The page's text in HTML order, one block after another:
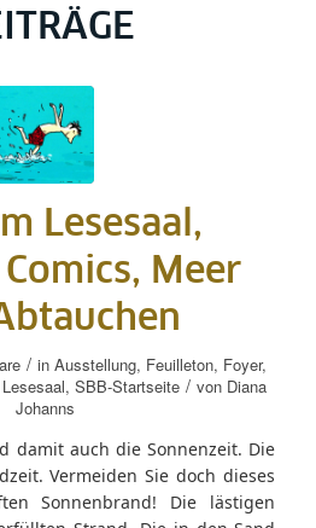
Lesesaal,
Meer
/ inAusstellung, Feuilleton, Foyer,
Lesesaal, SBB-Startseite / von Diana
Johanns
damit auch die Sonnenzeit. Die
Vermeiden Sie doch dieses
Sonnenbrand! Die lästigen